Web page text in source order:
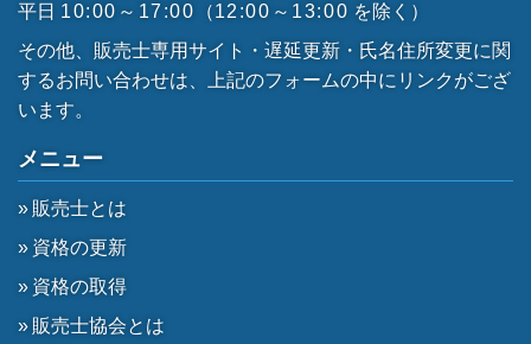
平日 10:00～17:00 （12:00～13:00 を除く）
その他、販売士専用サイト・遅延更新・氏名住所変更に関
するお問い合わせは、上記のフォームの中にリンクがござ
います。
メニュー
販売士とは
資格の更新
資格の取得
販売士協会とは